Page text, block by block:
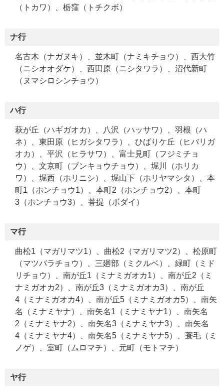
（トカワ）、栃窪（トチクボ）
ナ行
名古木（ナガヌキ）、並木町（ナミキチョウ）、西大竹
（ニシオオダケ）、西田原（ニシタワラ）、沼代新町
（ヌマシロシンチョウ）
ハ行
萩が丘（ハギガオカ）、八沢（ハッサワ）、羽根（ハ
ネ）、東田原（ヒガシタワラ）、ひばりケ丘（ヒバリガ
オカ）、平沢（ヒラサワ）、富士見町（フジミチョ
ウ）、文京町（ブンキョウチョウ）、堀川（ホリカ
ワ）、堀西（ホリニシ）、堀山下（ホリヤマシタ）、本
町1（ホンチョウ1）、本町2（ホンチョウ2）、本町
3（ホンチョウ3）、菩提（ボダイ）
マ行
曲松1（マガリマツ1）、曲松2（マガリマツ2）、松原町
（マツバラチョウ）、三廻部（ミクルベ）、緑町（ミド
リチョウ）、南が丘1（ミナミガオカ1）、南が丘2（ミ
ナミガオカ2）、南が丘3（ミナミガオカ3）、南が丘
4（ミナミガオカ4）、南が丘5（ミナミガオカ5）、南矢
名（ミナミヤナ）、南矢名1（ミナミヤナ1）、南矢名
2（ミナミヤナ2）、南矢名3（ミナミヤナ3）、南矢名
4（ミナミヤナ4）、南矢名5（ミナミヤナ5）、蓑毛（ミ
ノゲ）、室町（ムロマチ）、元町（モトマチ）
ヤ行